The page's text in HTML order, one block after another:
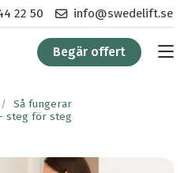
22 50
Kontakta
oss
via
e-
post:
info@swedelift.se
Begär offert
/ Så fungerar
steg för steg